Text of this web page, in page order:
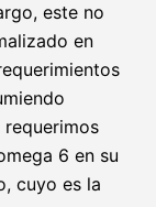
este no
en
requerimos
6 en su
cuyo es la